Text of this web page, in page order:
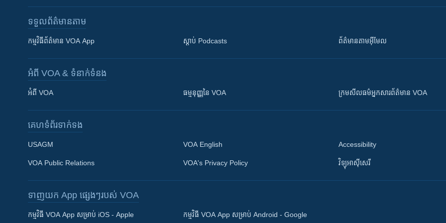
Khmer English
ទទួល​ព័ត៌មាន​តាម
កម្មវិធី​ព័ត៌មាន VOA App ស្តាប់ Podcasts ព័ត៌មាន​តាម​អ៊ីមែល
អំពី​ VOA & ទំនាក់ទំនង
អំពី​ VOA ធម្មនុញ្ញ​នៃ VOA ក្រម​​​សីលធម៌​​​អ្នក​​​សារព័ត៌មាន VOA
គេហទំព័រ​​ទាក់ទង
USAGM
VOA Public Relations
VOA English
VOA's Privacy Policy
Accessibility
វិទ្យុ​អាស៊ី​សេរី
ទាញយក​ App ផ្សេងៗ​របស់​ VOA
កម្មវិធី​ VOA App សម្រាប់ iOS - Apple កម្មវិធី​ VOA App សម្រាប់ Android - Google